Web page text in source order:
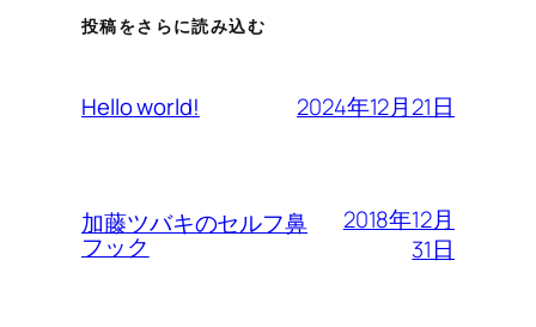
投稿をさらに読み込む
Hello world! 2024年12月21日
加藤ツバキのセルフ鼻
フック
2018年12月
31日